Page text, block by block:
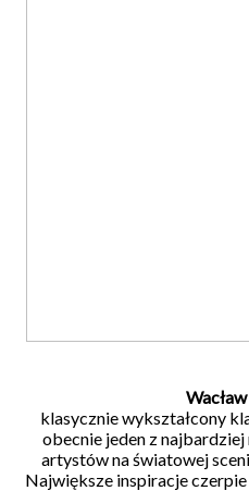
klasycznie wykształcony
obecnie jeden z
artystów na światowej
Największe inspiracje